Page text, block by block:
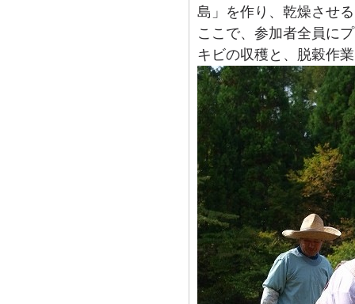
島」を作り、乾燥させ
ここで、参加者全員に
キビの収穫と、脱穀作